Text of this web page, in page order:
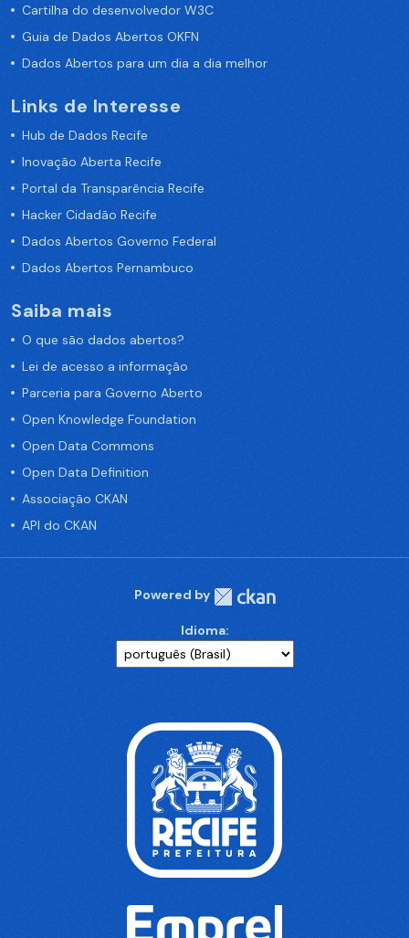
Cartilha do desenvolvedor W3C
Guia de Dados Abertos OKFN
Dados Abertos para um dia a dia melhor
Links de Interesse
Hub de Dados Recife
Inovação Aberta Recife
Portal da Transparência Recife
Hacker Cidadão Recife
Dados Abertos Governo Federal
Dados Abertos Pernambuco
Saiba mais
O que são dados abertos?
Lei de acesso a informação
Parceria para Governo Aberto
Open Knowledge Foundation
Open Data Commons
Open Data Definition
Associação CKAN
API do CKAN
Powered by
Idioma